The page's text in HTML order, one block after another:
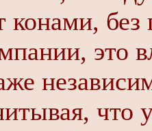
без
это
что